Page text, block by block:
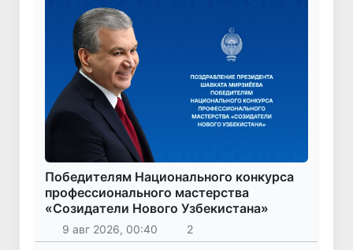
Победителям Национального конкурса
профессионального мастерства
«Созидатели Нового Узбекистана»
9 авг 2026, 00:40 2